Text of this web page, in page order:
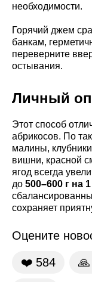
необходимости.
Горячий джем
банкам,
переверните
остывания.
Личный
Этот способ
абрикосов. По
малины,
вишни, красной
ягод всегда
до 500–600 г на
сохраняет
Оцените
❤️ 584 🙏